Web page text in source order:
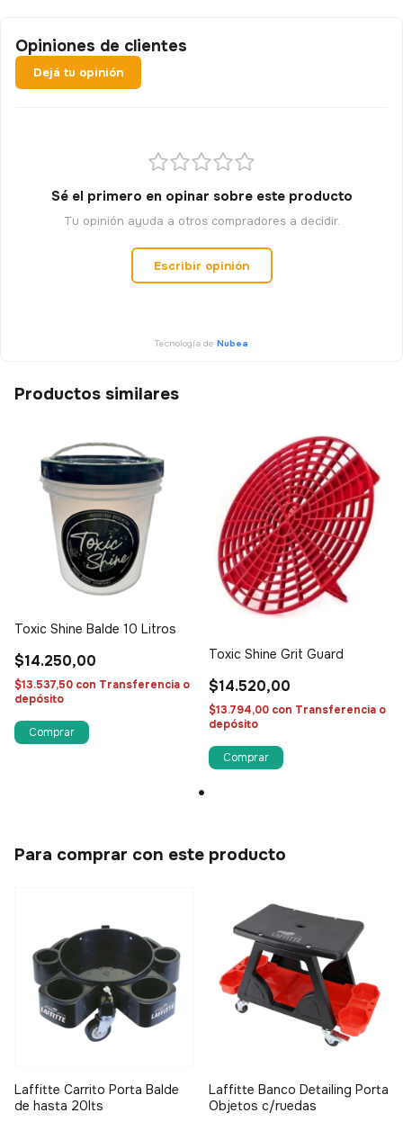
Opiniones de clientes
Dejá tu opinión
Sé el primero en opinar sobre este producto
Tu opinión ayuda a otros compradores a decidir.
Escribir opinión
Tecnología de Nubea
Productos similares
Toxic Shine Balde 10 Litros
$14.250,00
$13.537,50 con Transferencia o
depósito
Toxic Shine Grit Guard
$14.520,00
$13.794,00 con Transferencia o
depósito
Para comprar con este producto
Laffitte Carrito Porta Balde
de hasta 20lts
Laffitte Banco Detailing Porta
Objetos c/ruedas